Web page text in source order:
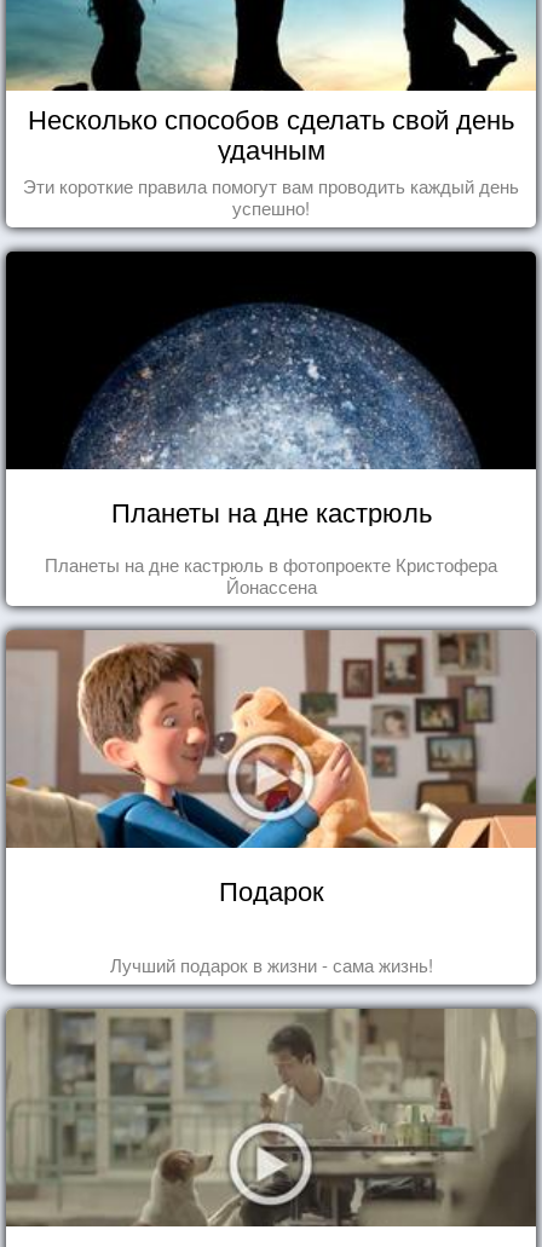
Несколько способов сделать свой день
удачным
Эти короткие правила помогут вам проводить каждый день
успешно!
Планеты на дне кастрюль
Планеты на дне кастрюль в фотопроекте Кристофера
Йонассена
Подарок
Лучший подарок в жизни - сама жизнь!